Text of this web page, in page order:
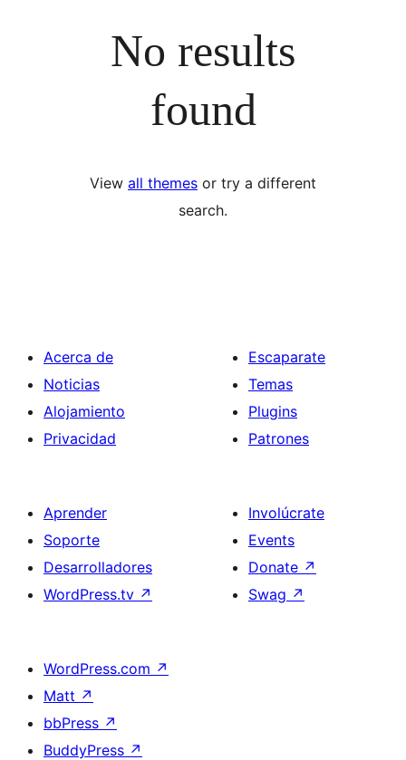
No results
found
View all themes or try a different
search.
Acerca de
Noticias
Alojamiento
Privacidad
Escaparate
Temas
Plugins
Patrones
Aprender
Soporte
Desarrolladores
WordPress.tv ↗
Involúcrate
Events
Donate ↗
Swag ↗
WordPress.com ↗
Matt ↗
bbPress ↗
BuddyPress ↗